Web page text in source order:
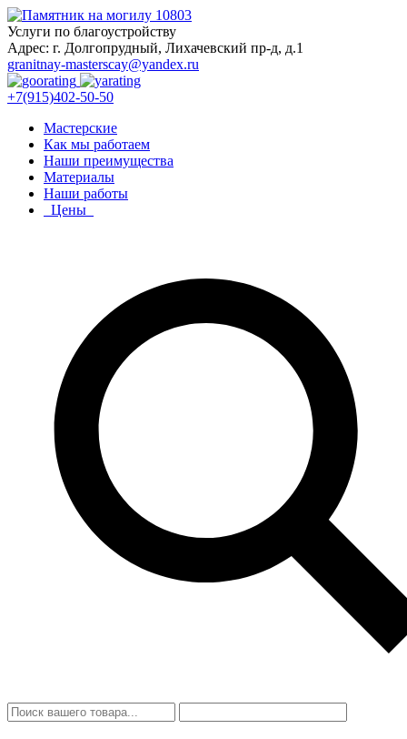
Услуги по благоустройству
Адрес: г. Долгопрудный, Лихачевский пр-д, д.1
granitnay-masterscay@yandex.ru
+7(915)402-50-50
Мастерские
Как мы работаем
Наши преимущества
Материалы
Наши работы
Цены